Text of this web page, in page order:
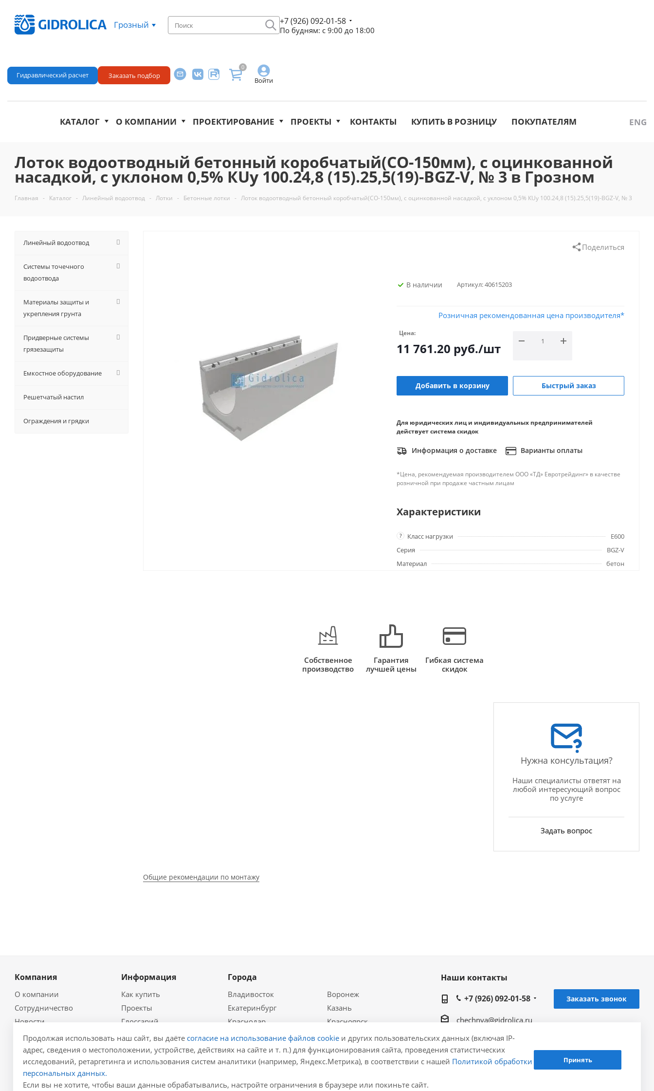
Грозный +7 (926) 092-01-58
По будням: с 9:00 до 18:00
Войти
0
Гидравлический расчет Заказать подбор
КАТАЛОГ О КОМПАНИИ ПРОЕКТИРОВАНИЕ ПРОЕКТЫ КОНТАКТЫ КУПИТЬ В РОЗНИЦУ ПОКУПАТЕЛЯМ ENG
Лоток водоотводный бетонный коробчатый(СО-150мм), с оцинкованной
насадкой, с уклоном 0,5% КUу 100.24,8 (15).25,5(19)-BGZ-V, № 3 в Грозном
Главная - Каталог - Линейный водоотвод - Лотки - Бетонные лотки - Лоток водоотводный бетонный коробчатый(СО-150мм), с оцинкованной насадкой, с уклоном 0,5% КUу 100.24,8 (15).25,5(19)-BGZ-V, № 3
Поделиться
В наличии Артикул:40615203
Розничная рекомендованная цена производителя*
Цена:
11 761.20 руб./шт
Добавить в корзину Быстрый заказ
Для юридических лиц и индивидуальных предпринимателей
действует система скидок
Информация о доставке Варианты оплаты
*Цена, рекомендуемая производителем ООО «ТД» Евротрейдинг» в качестве
розничной при продаже частным лицам
Характеристики
? Класс нагрузки
E600
Серия
BGZ-V
Материал
бетон
Собственное
производство
Гарантия
лучшей цены
Гибкая система
скидок
Нужна консультация?
Наши специалисты ответят на
любой интересующий вопрос
по услуге
Задать вопрос
Общие рекомендации по монтажу
Линейный водоотвод
Системы точечного
водоотвода
Материалы защиты и
укрепления грунта
Придверные системы
грязезащиты
Емкостное оборудование
Решетчатый настил
Ограждения и грядки
Компания
О компании
Сотрудничество
Новости
Контакты
Политика
Реквизиты
Результаты СОУТ
Информация
Как купить
Проекты
Глоссарий
Гидравлический
калькулятор
Для проектировщиков
Города
Владивосток
Воронеж
Екатеринбург
Казань
Краснодар
Красноярск
Крым
Москва
Нижний Новгород
Новосибирск
Ростов-на-Дону
Самара
Наши контакты
+7 (926) 092-01-58
Заказать звонок
chechnya@gidrolica.ru
Региональное представительство Gidrolica в г.
Грозный, 364042, Чеченская Республика, г.
Грозный, 1 Самашкинский пер, дом № 5, кв.12
Продолжая использовать наш сайт, вы даёте согласие на использование файлов cookieи других пользовательских данных (включая IP-
адрес, сведения о местоположении, устройстве, действиях на сайте и т. п.) для функционирования сайта, проведения статистических
исследований, ретаргетинга и использования систем аналитики (например, Яндекс.Метрика), в соответствии с нашей Политикой обработки
персональных данных.
Если вы не хотите, чтобы ваши данные обрабатывались, настройте ограничения в браузере или покиньте сайт.
Принять